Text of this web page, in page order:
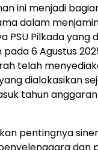
ini menjadi
dalam
PSU Pilkada yang
6 Agustus
telah
dialokasikan
tahun anggaran
pentingnya
dan